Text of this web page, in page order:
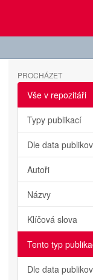
PROCHÁZET
Vše v repozitáři
Typy publikací
Dle data
Autoři
Názvy
Klíčová slova
Tento typ
Dle data